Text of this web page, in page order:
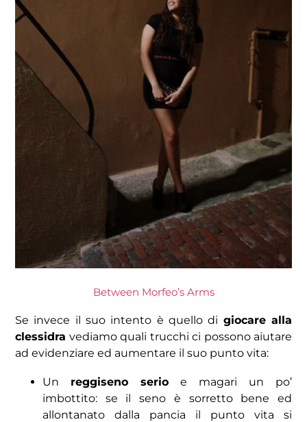
Between Morfeo’s Arms
Se invece il suo intento è quello di giocare alla
clessidra vediamo quali trucchi ci possono aiutare
ad evidenziare ed aumentare il suo punto vita:
Un reggiseno serio e magari un po’
imbottito: se il seno è sorretto bene ed
allontanato dalla pancia il punto vita si